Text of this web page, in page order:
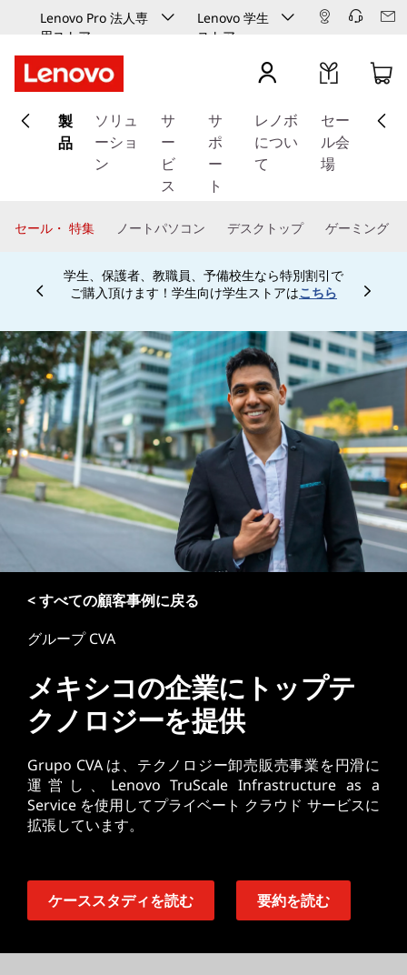
Lenovo Pro 法人専
用ストア
Lenovo 学生
ストア
イ
ン
ッ
プ
す
る
製
品
ソリュ
ーショ
ン
サ
ー
ビ
ス
サ
ポ
ー
ト
レノボ
につい
て
セー
ル会
場
セール・ 特集 ノートパソコン デスクトップ ゲーミング
学生、保護者、教職員、予備校生なら特別割引で
ご購入頂けます！学生向け学生ストアはこちら
Currently displaying item 4 of
< すべての顧客事例に戻る
グループ CVA
メキシコの企業にトップテ
クノロジーを提供
Grupo CVA は、テクノロジー卸売販売事業を円滑に
運営し、Lenovo TruScale Infrastructure as a
Service を使用してプライベート クラウド サービスに
拡張しています。
ケーススタディを読む 要約を読む